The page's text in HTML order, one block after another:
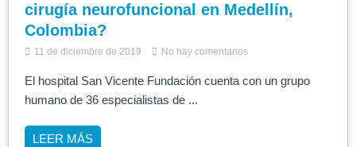
cirugía neurofuncional en Medellín,
Colombia?
11 de diciembre de 2019 No hay comentarios
El hospital San Vicente Fundación cuenta con un grupo
humano de 36 especialistas de ...
LEER MÁS